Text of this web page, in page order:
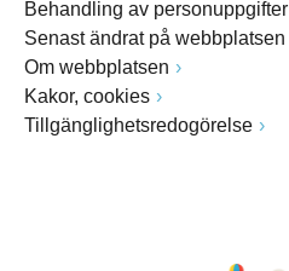
Behandling av personuppgifter
Senast ändrat på webbplatsen
Om webbplatsen
Kakor, cookies
Tillgänglighetsredogörelse